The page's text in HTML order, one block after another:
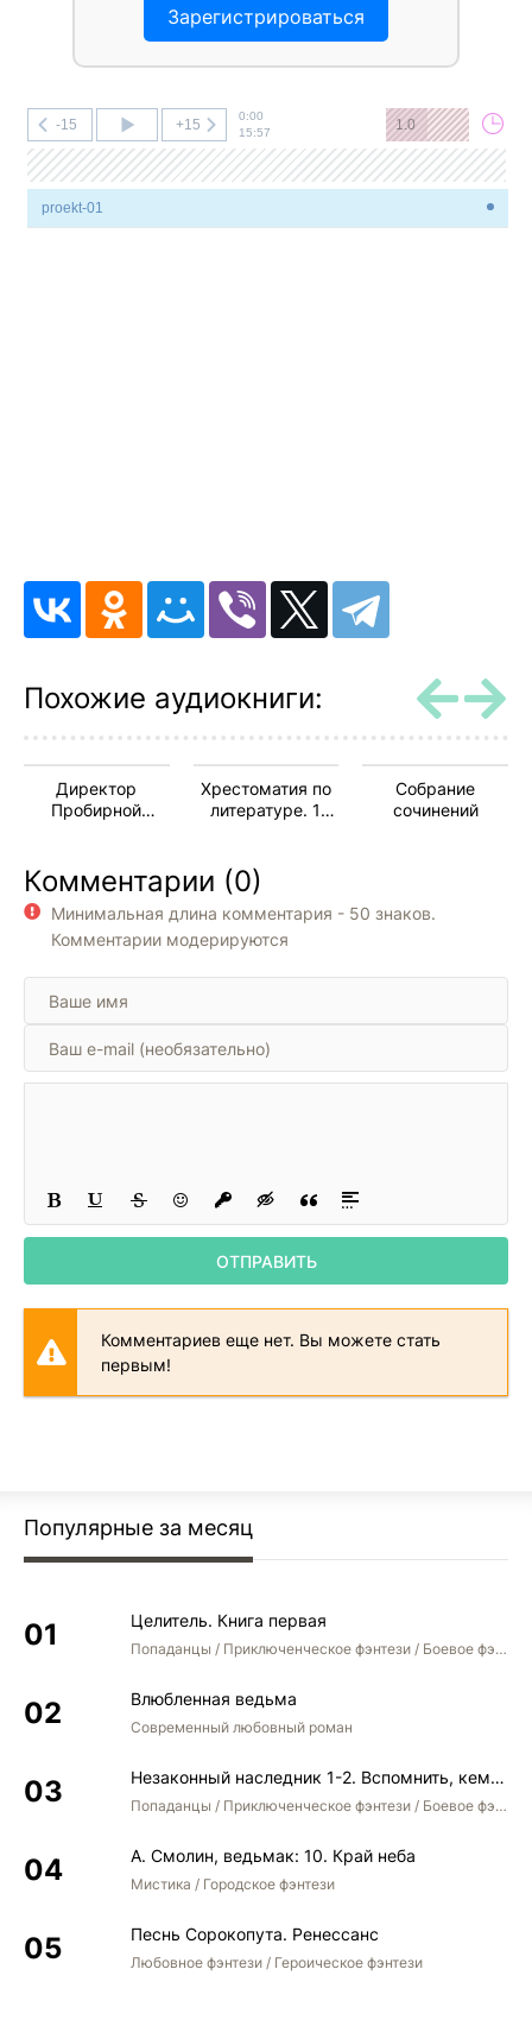
Зарегистрироваться
-15 +15
0:00
15:57
1.0
proekt-01
Похожие аудиокниги:
Директор
Пробирной
Хрестоматия по
литературе. 1
Собрание
сочинений
Комментарии (0)
Минимальная длина комментария - 50 знаков.
Комментарии модерируются
ОТПРАВИТЬ
Комментариев еще нет. Вы можете стать
первым!
Популярные за месяц
Целитель. Книга первая
Попаданцы / Приключенческое фэнтези / Боевое фэнтези
Влюбленная ведьма
Современный любовный роман
Незаконный наследник 1-2. Вспомнить, кем был. Стать собой. Остаться собой
Попаданцы / Приключенческое фэнтези / Боевое фэнтези / Юмористическое фэнтези
А. Смолин, ведьмак: 10. Край неба
Мистика / Городское фэнтези
Песнь Сорокопута. Ренессанс
Любовное фэнтези / Героическое фэнтези